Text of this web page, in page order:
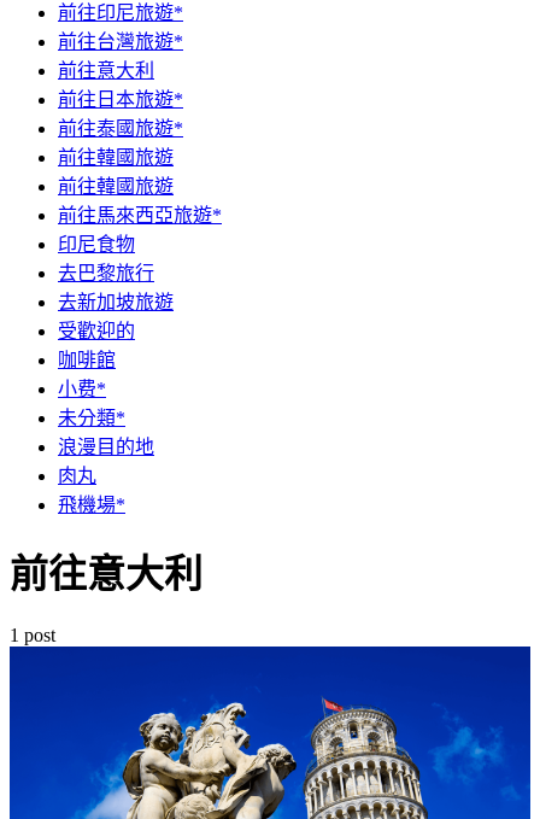
前往印尼旅遊*
前往台灣旅遊*
前往意大利
前往日本旅遊*
前往泰國旅遊*
前往韓國旅遊
前往韓國旅遊
前往馬來西亞旅遊*
印尼食物
去巴黎旅行
去新加坡旅遊
受歡迎的
咖啡館
小费*
未分類*
浪漫目的地
肉丸
飛機場*
前往意大利
1 post